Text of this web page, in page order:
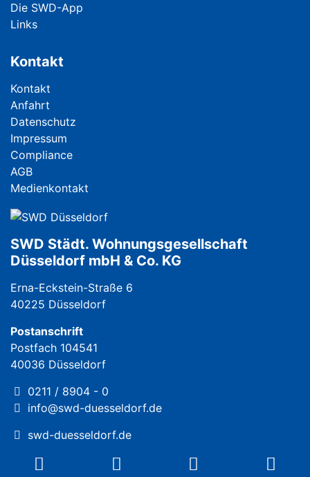
Die SWD-App
Links
Kontakt
Navigation überspringen
Kontakt
Anfahrt
Datenschutz
Impressum
Compliance
AGB
Medienkontakt
SWD Städt. Wohnungsgesellschaft
Düsseldorf mbH & Co. KG
Erna-Eckstein-Straße 6
40225 Düsseldorf
Postanschrift
Postfach 104541
40036 Düsseldorf
0211 / 8904 - 0
info@swd-duesseldorf.de
swd-duesseldorf.de